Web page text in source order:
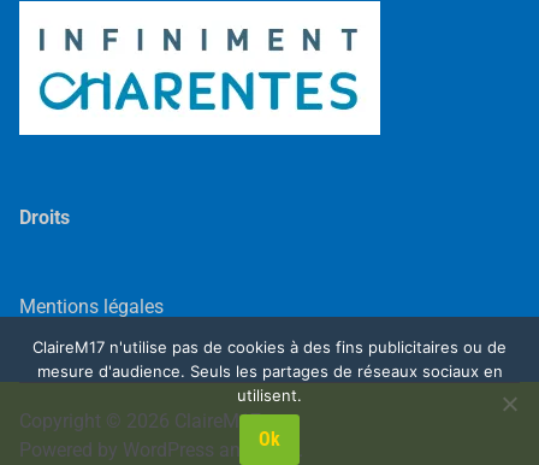
Droits
Mentions légales
Copyright © 2026 ClaireM17.
Powered by WordPress and Exalt
ClaireM17 n'utilise pas de cookies à des fins publicitaires ou de
mesure d'audience. Seuls les partages de réseaux sociaux en
utilisent.
Ok